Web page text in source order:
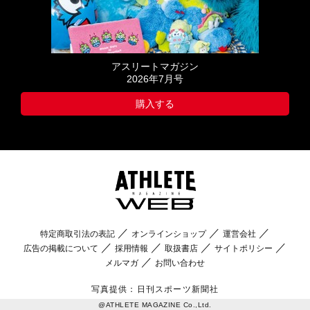
アスリートマガジン
2026年7月号
購入する
特定商取引法の表記 オンラインショップ
運営会社
広告の掲載について
採用情報 取扱書店
サイトポリシー
メルマガ
お問い合わせ
写真提供：日刊スポーツ新聞社
@ATHLETE MAGAZINE Co.,Ltd.